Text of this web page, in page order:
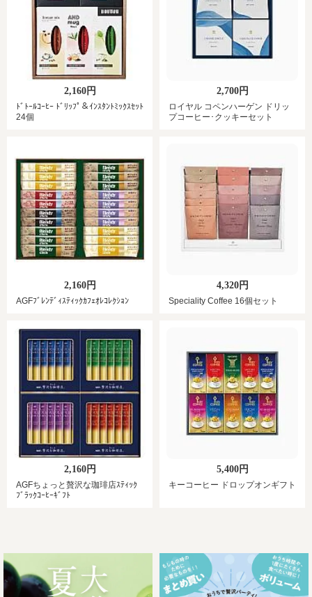
2,160円
ﾄﾞﾄｰﾙｺｰﾋｰ ﾄﾞﾘｯﾌﾟ＆ｲﾝｽﾀﾝﾄﾐｯｸｽｾｯﾄ
24個
2,700円
ロイヤル コペンハーゲン ドリッ
プコーヒー･クッキーセット
2,160円
AGFﾌﾞﾚﾝﾃﾞｨｽﾃｨｯｸｶﾌｪｵﾚｺﾚｸｼｮﾝ
4,320円
Speciality Coffee 16個セット
2,160円
AGFちょっと贅沢な珈琲店ｽﾃｨｯｸ
ﾌﾞﾗｯｸｺｰﾋｰｷﾞﾌﾄ
5,400円
キーコーヒー ドロップオンギフト